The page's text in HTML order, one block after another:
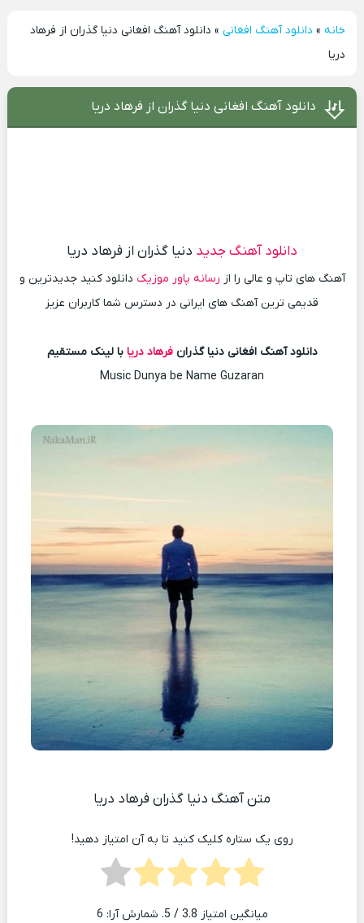
خانه» دانلود آهنگ افغانی» دانلود آهنگ افغانی دنیا گذران از فرهاد
دریا
دانلود آهنگ افغانی دنیا گذران از فرهاد دریا
دانلود آهنگ جدید دنیا گذران از فرهاد دریا
آهنگ های تاپ و عالی را از رسانه پاور موزیک دانلود کنید جدیدترین و
قدیمی ترین آهنگ های ایرانی در دسترس شما کاربران عزیز
دانلود آهنگ افغانی دنیا گذرانفرهاد دریا با لینک مستقیم
Music Dunya be Name Guzaran
متن آهنگ دنیا گذران فرهاد دریا
روی یک ستاره کلیک کنید تا به آن امتیاز دهید!
میانگین امتیاز 3.8 / 5. شمارش آرا: 6